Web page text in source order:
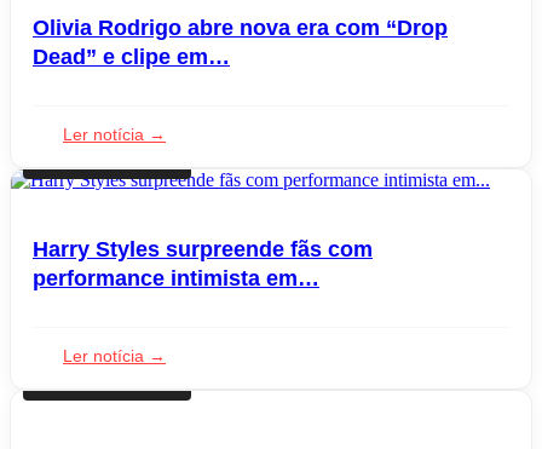
Olivia Rodrigo abre nova era com “Drop
Dead” e clipe em…
Ler notícia →
Harry Styles surpreende fãs com
performance intimista em…
Ler notícia →